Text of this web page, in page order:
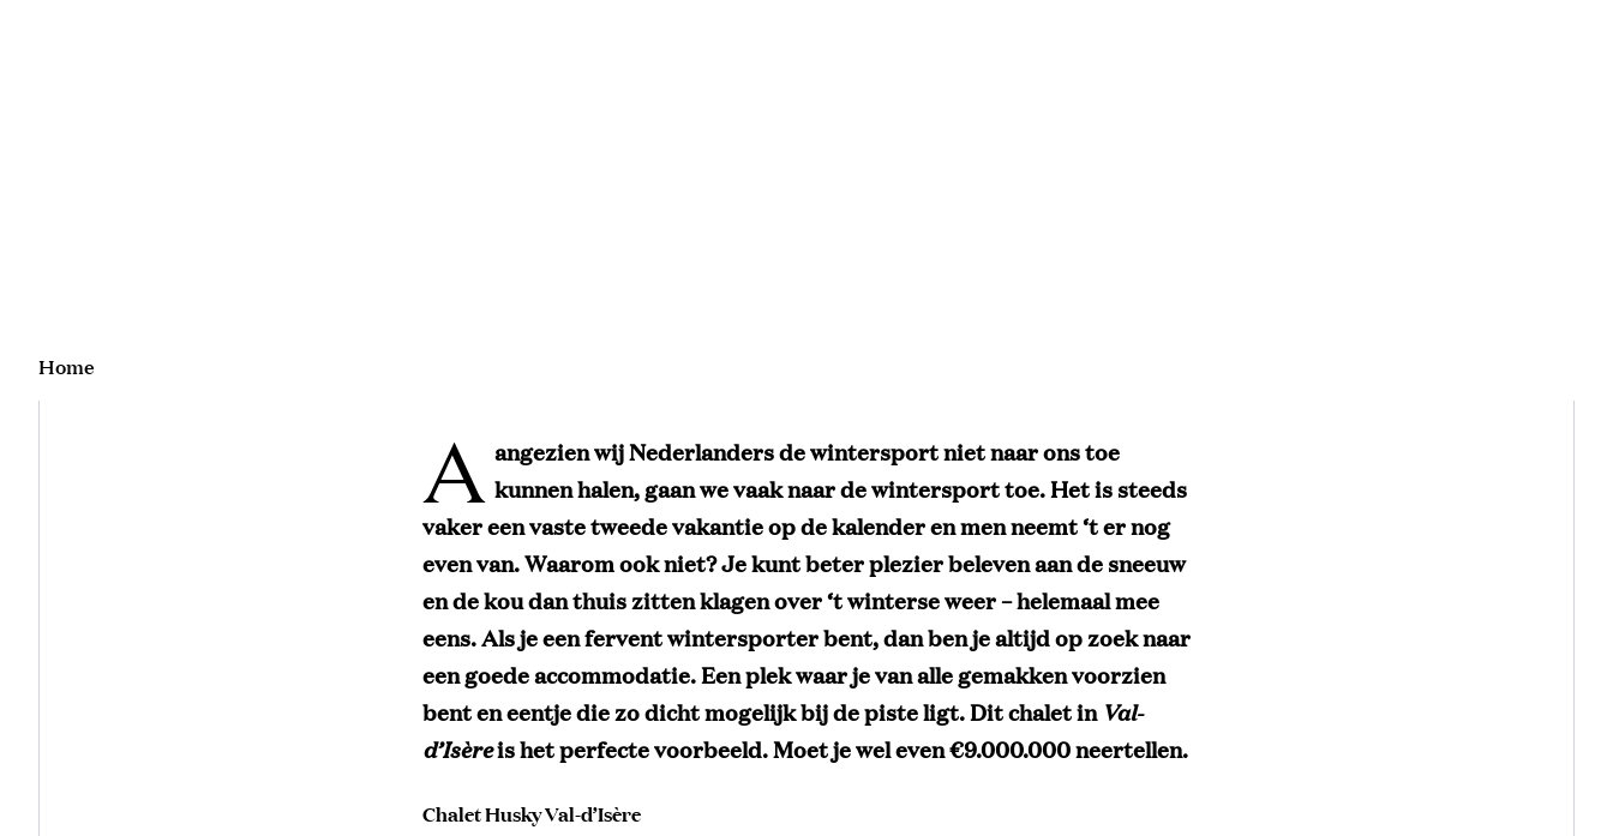
Home
A angezien wij Nederlanders de wintersport niet naar ons toe
kunnen halen, gaan we vaak naar de wintersport toe. Het is steeds
vaker een vaste tweede vakantie op de kalender en men neemt ‘t er nog
even van. Waarom ook niet? Je kunt beter plezier beleven aan de sneeuw
en de kou dan thuis zitten klagen over ‘t winterse weer – helemaal mee
eens. Als je een fervent wintersporter bent, dan ben je altijd op zoek naar
een goede accommodatie. Een plek waar je van alle gemakken voorzien
bent en eentje die zo dicht mogelijk bij de piste ligt. Dit chalet in Val-
d’Isèreis het perfecte voorbeeld. Moet je wel even €9.000.000 neertellen.
Chalet Husky Val-d’Isère